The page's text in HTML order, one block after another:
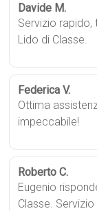
Davide M.
Servizio
Lido di Classe.
Federica V.
Ottima
impeccabile!
Roberto C.
Eugenio
Classe. Servizio